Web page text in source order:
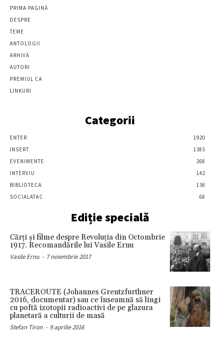
PRIMA PAGINĂ
DESPRE
TEME
ANTOLOGII
ARHIVĂ
AUTORI
PREMIUL CA
LINKURI
Categorii
ENTER
1920
INSERT
1385
EVENIMENTE
268
INTERVIU
142
BIBLIOTECA
136
SOCIALATAC
68
Ediție specială
Cărţi şi filme despre Revoluţia din Octombrie
1917. Recomandările lui Vasile Ernu
Vasile Ernu - 7 noiembrie 2017
TRACEROUTE (Johannes Grentzfurthner
2016, documentar) sau ce înseamnă să lingi
cu poftă izotopii radioactivi de pe glazura
planetară a culturii de masă
Stefan Tiron - 9 aprilie 2016